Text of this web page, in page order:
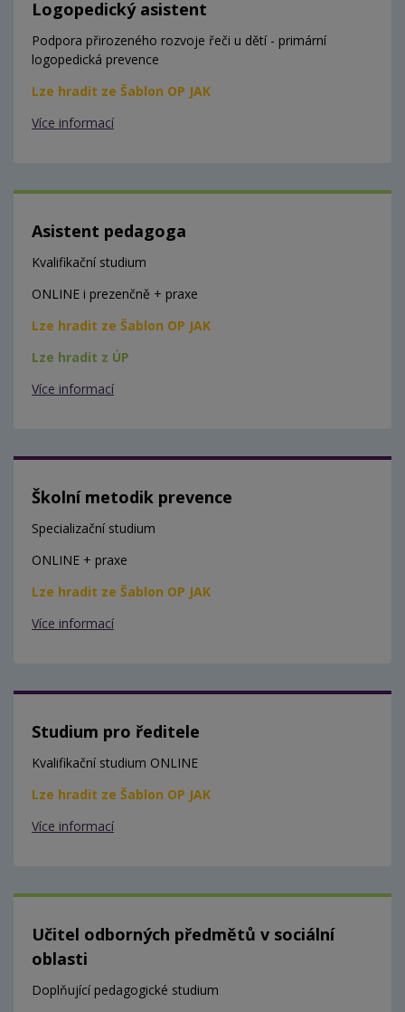
Logopedický asistent
Podpora přirozeného rozvoje řeči u dětí - primární
logopedická prevence
Lze hradit ze Šablon OP JAK
Více informací
Asistent pedagoga
Kvalifikační studium
ONLINE i prezenčně + praxe
Lze hradit ze Šablon OP JAK
Lze hradit z ÚP
Více informací
Školní metodik prevence
Specializační studium
ONLINE + praxe
Lze hradit ze Šablon OP JAK
Více informací
Studium pro ředitele
Kvalifikační studium ONLINE
Lze hradit ze Šablon OP JAK
Více informací
Učitel odborných předmětů v sociální
oblasti
Doplňující pedagogické studium